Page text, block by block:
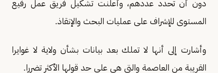
دون أن تحدد عددهم، وأعلنت تشكيل فريق عمل رفيع
المستوى للإشراف على عمليات البحث والإنقاذ.
وأشارت إلى أنها لا تملك بعد بيانات بشأن ولاية لا غوايرا
القريبة من العاصمة والتي هي على حد قولها الأكثر تضررا.